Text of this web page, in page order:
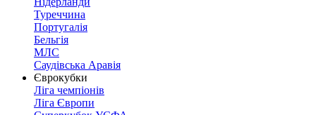
Туреччина
Португалія
Бельгія
МЛС
Саудівська Аравія
Єврокубки
Ліга чемпіонів
Ліга Європи